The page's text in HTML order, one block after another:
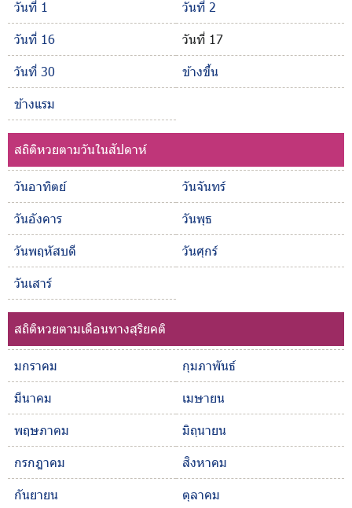
วันที่ 1
วันที่ 2
วันที่ 16
วันที่ 17
วันที่ 30
ข้างขึ้น
ข้างแรม
สถิติหวยตามวันในสัปดาห์
วันอาทิตย์
วันจันทร์
วันอังคาร
วันพุธ
วันพฤหัสบดี
วันศุกร์
วันเสาร์
สถิติหวยตามเดือนทางสุริยคติ
มกราคม
กุมภาพันธ์
มีนาคม
เมษายน
พฤษภาคม
มิถุนายน
กรกฎาคม
สิงหาคม
กันยายน
ตุลาคม